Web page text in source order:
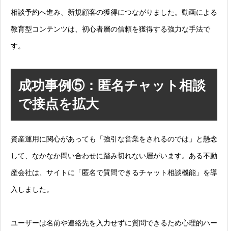
相談予約へ進み、新規顧客の獲得につながりました。動画による
教育型コンテンツは、初心者層の信頼を獲得する強力な手法で
す。
成功事例⑤：匿名チャット相談
で接点を拡大
資産運用に関心があっても「強引な営業をされるのでは」と懸念
して、なかなか問い合わせに踏み切れない層がいます。ある不動
産会社は、サイトに「匿名で質問できるチャット相談機能」を導
入しました。
ユーザーは名前や連絡先を入力せずに質問できるため心理的ハー